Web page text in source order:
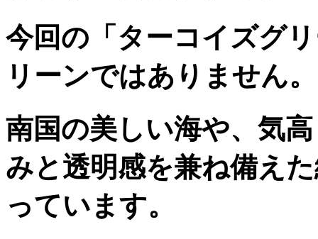
今回の「ターコイズグ
リーンではありません。
南国の美しい海や、気
みと透明感を兼ね備え
っています。